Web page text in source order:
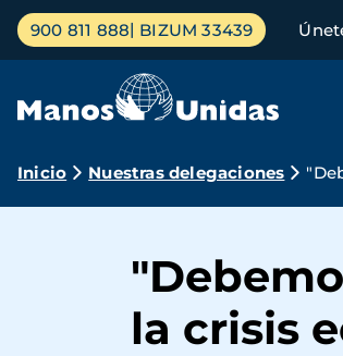
Pasar
contenido
Menú
principal
900 811 888 BIZUM 33439
Ruta
navegación
Inicio Nuestras delegaciones
la crisis